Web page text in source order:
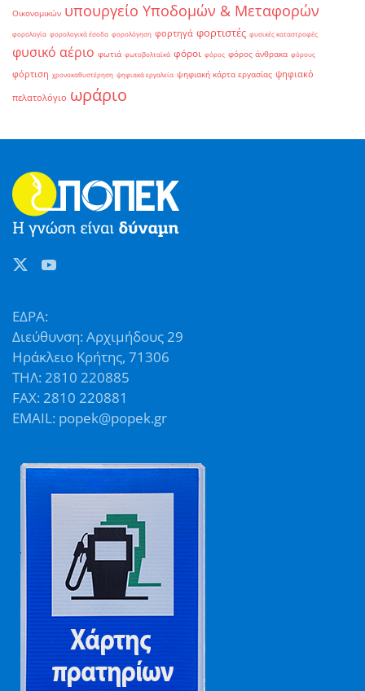
Οικονομικών υπουργείο Υποδομών & Μεταφορών
φορολογία φορολογικά έσοδα φορολόγηση φορτηγά φορτιστές φυσικές καταστροφές
φυσικό αέριο φωτιά φωτοβολταϊκά φόροι φόρος φόρος άνθρακα φόρους
φόρτιση χρονοκαθυστέρηση ψηφιακά εργαλεία ψηφιακή κάρτα εργασίας ψηφιακό
πελατολόγιο ωράριο
ΕΔΡΑ:
Διεύθυνση: Αρχιμήδους 29
Ηράκλειο Κρήτης, 71306
ΤΗΛ: 2810 220885
FAX: 2810 220881
EMAIL: popek@popek.gr